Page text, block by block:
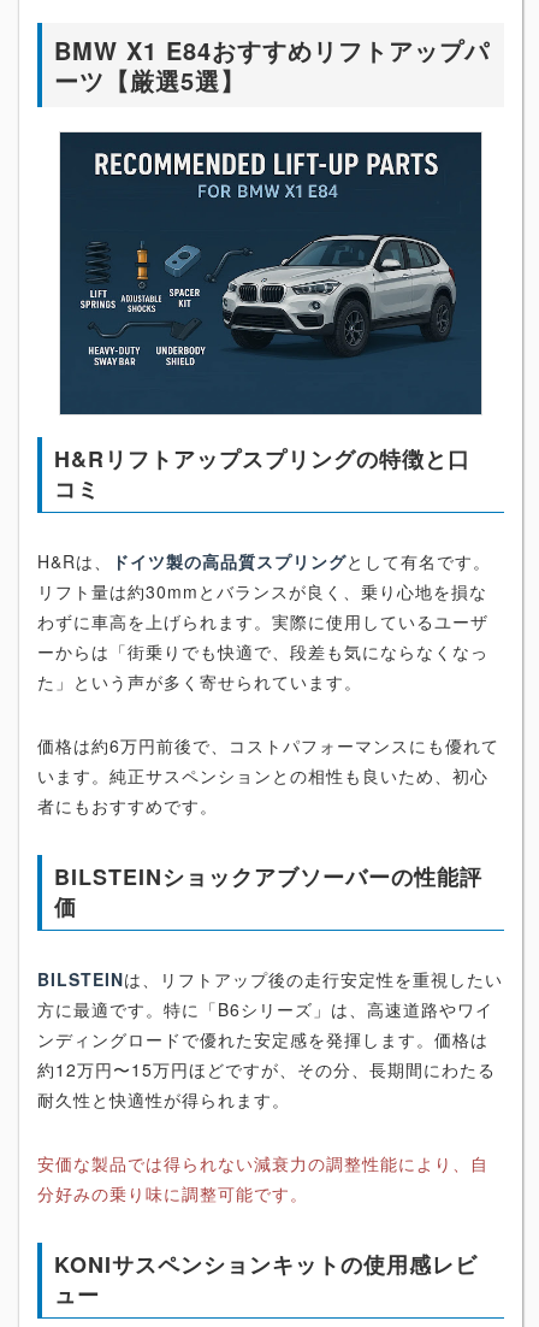
BMW X1 E84おすすめリフトアップパ
ーツ【厳選5選】
H&Rリフトアップスプリングの特徴と口
コミ
H&Rは、 ドイツ製の高品質スプリングとして有名です。
リフト量は約30mmとバランスが良く、乗り心地を損な
わずに車高を上げられます。実際に使用しているユーザ
ーからは「街乗りでも快適で、段差も気にならなくなっ
た」という声が多く寄せられています。
価格は約6万円前後で、コストパフォーマンスにも優れて
います。純正サスペンションとの相性も良いため、初心
者にもおすすめです。
BILSTEINショックアブソーバーの性能評
価
BILSTEINは、リフトアップ後の走行安定性を重視したい
方に最適です。特に「B6シリーズ」は、高速道路やワイ
ンディングロードで優れた安定感を発揮します。価格は
約12万円〜15万円ほどですが、その分、長期間にわたる
耐久性と快適性が得られます。
安価な製品では得られない減衰力の調整性能により、自
分好みの乗り味に調整可能です。
KONIサスペンションキットの使用感レビ
ュー